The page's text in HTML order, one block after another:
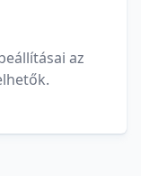
az